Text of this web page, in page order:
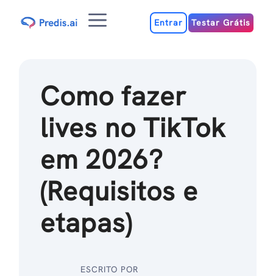
para
MenuEntrar Testar Grátis
Como fazer
lives no TikTok
em 2026?
(Requisitos e
etapas)
ESCRITO POR